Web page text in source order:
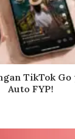
TikTok Go
Auto FYP!